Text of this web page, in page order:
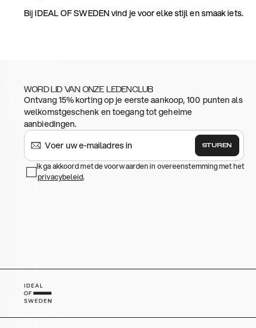
Bij IDEAL OF SWEDEN vind je voor elke stijl en smaak iets.
WORD LID VAN ONZE LEDENCLUB
Ontvang 15% korting op je eerste aankoop, 100 punten als
welkomstgeschenk en toegang tot geheime
aanbiedingen.
STUREN
Ik ga akkoord met de voorwaarden in overeenstemming met het
privacybeleid.